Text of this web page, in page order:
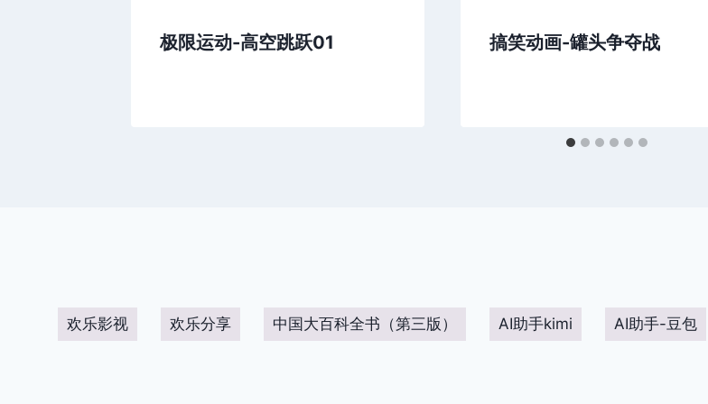
极限运动-高空跳跃01 搞笑动画-罐头争夺战
欢乐影视 欢乐分享 中国大百科全书（第三版） AI助手kimi AI助手-豆包